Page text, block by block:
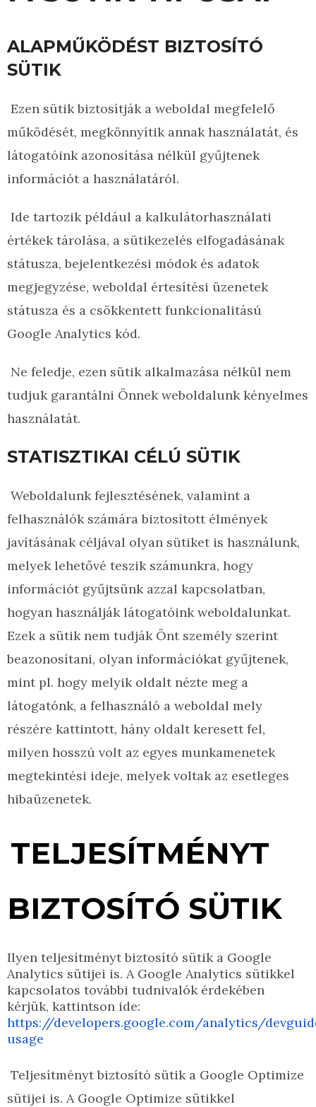
ALAPMŰKÖDÉST BIZTOSÍTÓ
SÜTIK
Ezen sütik biztosítják a weboldal megfelelő
működését, megkönnyítik annak használatát, és
látogatóink azonosítása nélkül gyűjtenek
információt a használatáról.
Ide tartozik például a kalkulátorhasználati
értékek tárolása, a sütikezelés elfogadásának
státusza, bejelentkezési módok és adatok
megjegyzése, weboldal értesítési üzenetek
státusza és a csökkentett funkcionalitású
Google Analytics kód.
Ne feledje, ezen sütik alkalmazása nélkül nem
tudjuk garantálni Önnek weboldalunk kényelmes
használatát.
STATISZTIKAI CÉLÚ SÜTIK
Weboldalunk fejlesztésének, valamint a
felhasználók számára biztosított élmények
javításának céljával olyan sütiket is használunk,
melyek lehetővé teszik számunkra, hogy
információt gyűjtsünk azzal kapcsolatban,
hogyan használják látogatóink weboldalunkat.
Ezek a sütik nem tudják Önt személy szerint
beazonosítani, olyan információkat gyűjtenek,
mint pl. hogy melyik oldalt nézte meg a
látogatónk, a felhasználó a weboldal mely
részére kattintott, hány oldalt keresett fel,
milyen hosszú volt az egyes munkamenetek
megtekintési ideje, melyek voltak az esetleges
hibaüzenetek.
TELJESÍTMÉNYT
BIZTOSÍTÓ SÜTIK
Ilyen teljesítményt biztosító sütik a Google
Analytics sütijei is. A Google Analytics sütikkel
kapcsolatos további tudnivalók érdekében
kérjük, kattintson ide:
https://developers.google.com/analytics/
usage
Teljesítményt biztosító sütik a Google Optimize
sütijei is. A Google Optimize sütikkel